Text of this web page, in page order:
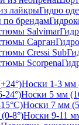
Гидро
Носки 1-3 мм
Носки 5 мм
Носки 7 мм
Носки 9-11